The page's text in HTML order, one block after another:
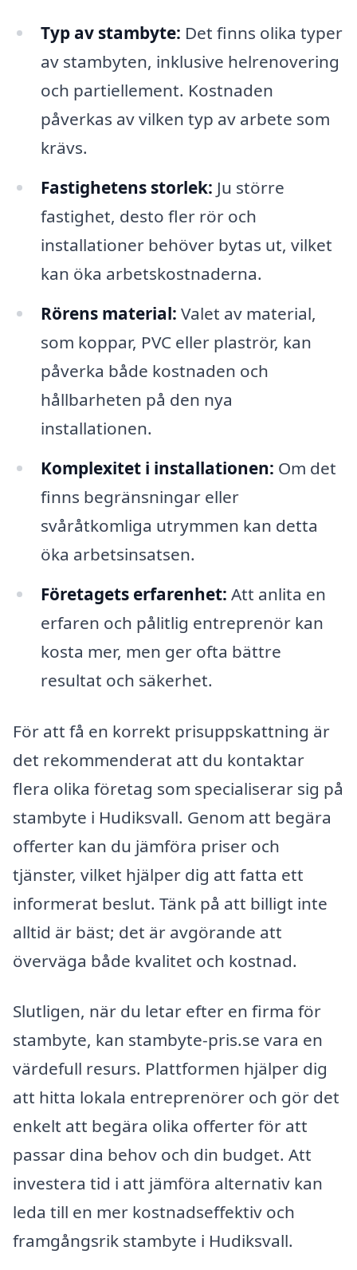
Typ av stambyte: Det finns olika typer
av stambyten, inklusive helrenovering
och partiellement. Kostnaden
påverkas av vilken typ av arbete som
krävs.
Fastighetens storlek: Ju större
fastighet, desto fler rör och
installationer behöver bytas ut, vilket
kan öka arbetskostnaderna.
Rörens material: Valet av material,
som koppar, PVC eller plaströr, kan
påverka både kostnaden och
hållbarheten på den nya
installationen.
Komplexitet i installationen: Om det
finns begränsningar eller
svåråtkomliga utrymmen kan detta
öka arbetsinsatsen.
Företagets erfarenhet: Att anlita en
erfaren och pålitlig entreprenör kan
kosta mer, men ger ofta bättre
resultat och säkerhet.
För att få en korrekt prisuppskattning är
det rekommenderat att du kontaktar
flera olika företag som specialiserar sig på
stambyte i Hudiksvall. Genom att begära
offerter kan du jämföra priser och
tjänster, vilket hjälper dig att fatta ett
informerat beslut. Tänk på att billigt inte
alltid är bäst; det är avgörande att
överväga både kvalitet och kostnad.
Slutligen, när du letar efter en firma för
stambyte, kan stambyte-pris.se vara en
värdefull resurs. Plattformen hjälper dig
att hitta lokala entreprenörer och gör det
enkelt att begära olika offerter för att
passar dina behov och din budget. Att
investera tid i att jämföra alternativ kan
leda till en mer kostnadseffektiv och
framgångsrik stambyte i Hudiksvall.